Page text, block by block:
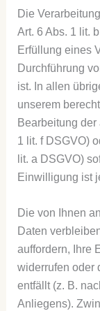
Die
Art. 6 Abs. 1 lit.
Erfüllung eines
Durchführung
ist. In allen
unserem
Bearbeitung
1 lit. f DSGVO)
lit. a DSGVO)
Einwilligung ist
Die von Ihnen
Daten
auffordern, Ihre
widerrufen oder
entfällt (z. B.
Anliegens).